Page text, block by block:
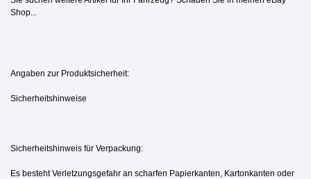
Shop...
Angaben zur Produktsicherheit:
Sicherheitshinweise
Sicherheitshinweis für Verpackung:
Es besteht Verletzungsgefahr an scharfen Papierkanten, Kartonkanten oder